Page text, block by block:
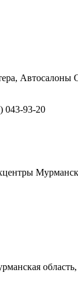
Автосалоны
043-93-20